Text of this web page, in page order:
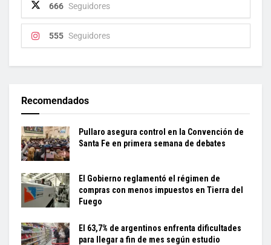
666 Seguidores
555 Seguidores
Recomendados
Pullaro asegura control en la Convención de
Santa Fe en primera semana de debates
El Gobierno reglamentó el régimen de
compras con menos impuestos en Tierra del
Fuego
El 63,7% de argentinos enfrenta dificultades
para llegar a fin de mes según estudio